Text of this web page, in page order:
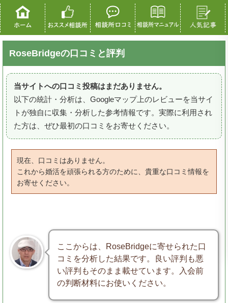
RoseBridgeの口コミと評判
当サイトへの口コミ投稿はまだありません。
以下の統計・分析は、Googleマップ上のレビューを当サイ
トが独自に収集・分析した参考情報です。実際に利用され
た方は、ぜひ最初の口コミをお寄せください。
現在、口コミはありません。
これから婚活を頑張られる方のために、貴重な口コミ情報を
お寄せください。
ここからは、RoseBridgeに寄せられた口
コミを分析した結果です。良い評判も悪
い評判もそのまま載せています。入会前
の判断材料にお使いください。